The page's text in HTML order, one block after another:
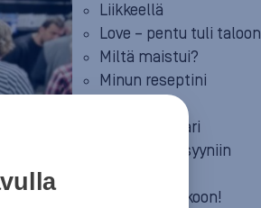
Liikkeellä
Love – pentu tuli taloon
Miltä maistui?
Minun reseptini
Neuvosta vaari
Parempaan syyniin
Summeri soikoon!